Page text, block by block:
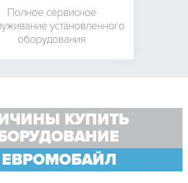
Полное сервисное
установленного
оборудования
КУПИТЬ
ЕВРОМОБАЙЛ